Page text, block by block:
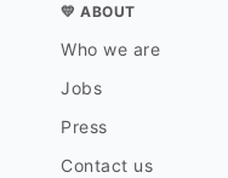
💛 ABOUT
Who we are
Jobs
Press
Contact us